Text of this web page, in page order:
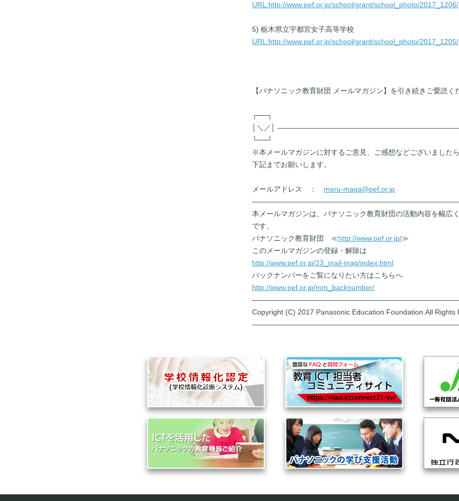
URL:http://www.pef.or.jp/school/grant/school_photo/2017_1206/
5) 栃木県立宇都宮女子高等学校
URL:http://www.pef.or.jp/school/grant/school_photo/2017_1205/
【パナソニック教育財団 メールマガジン】を引き続きご愛読く
┌──┐
│＼／│
└──┘
※本メールマガジンに対するご意見、ご感想などございましたら
下記までお願いします。
メールアドレス ： meru-maga@pef.or.jp
本メールマガジンは、パナソニック教育財団の活動内容を幅広
です。
パナソニック教育財団 ≪http://www.pef.or.jp/≫
このメールマガジンの登録・解除は
http://www.pef.or.jp/23_mail-mag/index.html
バックナンバーをご覧になりたい方はこちらへ
http://www.pef.or.jp/mm_backnumber/
Copyright (C) 2017 Panasonic Education Foundation.All Rights